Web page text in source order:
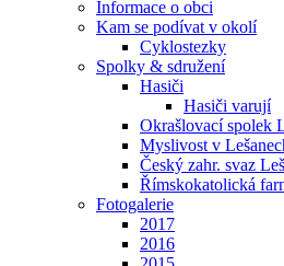
Informace o obci
Kam se podívat v okolí
Cyklostezky
Spolky & sdružení
Hasiči
Hasiči varují
Okrašlovací spolek
Myslivost v
Český zahr. svaz
Římskokatolická
Fotogalerie
2017
2016